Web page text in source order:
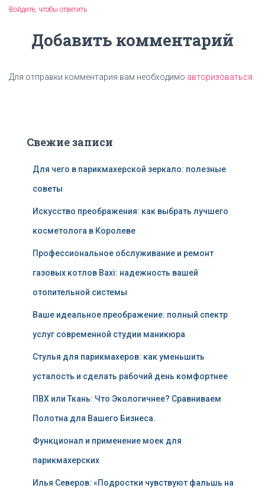
Войдите, чтобы ответить
Добавить комментарий
Для отправки комментария вам необходимо авторизоваться
Свежие записи
Для чего в парикмахерской зеркало: полезные
советы
Искусство преображения: как выбрать лучшего
косметолога в Королеве
Профессиональное обслуживание и ремонт
газовых котлов Baxi: надежность вашей
отопительной системы
Ваше идеальное преображение: полный спектр
услуг современной студии маникюра
Стулья для парикмахеров: как уменьшить
усталость и сделать рабочий день комфортнее
ПВХ или Ткань: Что Экологичнее? Сравниваем
Полотна для Вашего Бизнеса.
Функционал и применение моек для
парикмахерских
Илья Северов: «Подростки чувствуют фальшь на